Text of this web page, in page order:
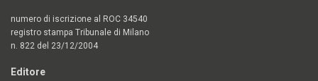
numero di iscrizione al ROC 34540
registro stampa Tribunale di Milano
n. 822 del 23/12/2004
Editore